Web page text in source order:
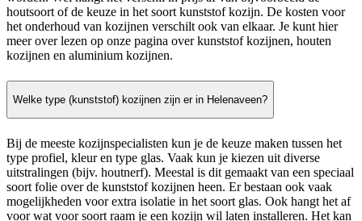
houtsoort of de keuze in het soort kunststof kozijn. De kosten voor
het onderhoud van kozijnen verschilt ook van elkaar. Je kunt hier
meer over lezen op onze pagina over kunststof kozijnen, houten
kozijnen en aluminium kozijnen.
Welke type (kunststof) kozijnen zijn er in Helenaveen?
Bij de meeste kozijnspecialisten kun je de keuze maken tussen het
type profiel, kleur en type glas. Vaak kun je kiezen uit diverse
uitstralingen (bijv. houtnerf). Meestal is dit gemaakt van een speciaal
soort folie over de kunststof kozijnen heen. Er bestaan ook vaak
mogelijkheden voor extra isolatie in het soort glas. Ook hangt het af
voor wat voor soort raam je een kozijn wil laten installeren. Het kan